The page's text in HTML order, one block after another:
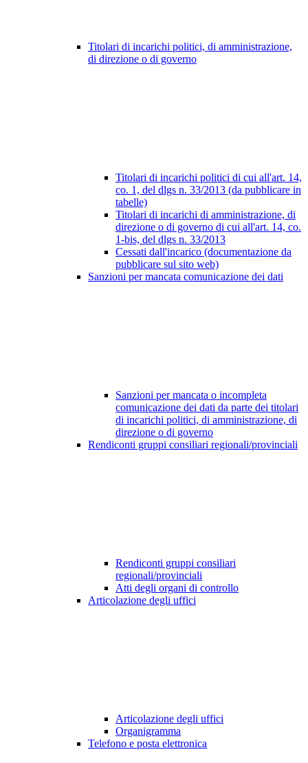
Titolari di incarichi politici, di amministrazione,
di direzione o di governo
Titolari di incarichi politici di cui all'art. 14,
co. 1, del dlgs n. 33/2013 (da pubblicare in
tabelle)
Titolari di incarichi di amministrazione, di
direzione o di governo di cui all'art. 14, co.
1-bis, del dlgs n. 33/2013
Cessati dall'incarico (documentazione da
pubblicare sul sito web)
Sanzioni per mancata comunicazione dei dati
Sanzioni per mancata o incompleta
comunicazione dei dati da parte dei titolari
di incarichi politici, di amministrazione, di
direzione o di governo
Rendiconti gruppi consiliari regionali/provinciali
Rendiconti gruppi consiliari
regionali/provinciali
Atti degli organi di controllo
Articolazione degli uffici
Articolazione degli uffici
Organigramma
Telefono e posta elettronica